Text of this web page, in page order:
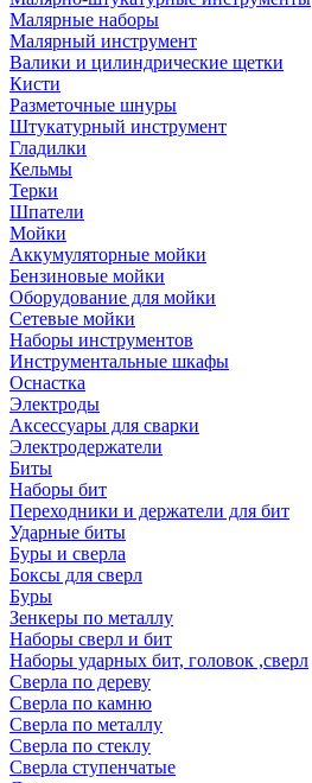
Малярные наборы
Малярный инструмент
Валики и цилиндрические щетки
Кисти
Разметочные шнуры
Штукатурный инструмент
Гладилки
Кельмы
Терки
Шпатели
Мойки
Аккумуляторные мойки
Бензиновые мойки
Оборудование для мойки
Сетевые мойки
Наборы инструментов
Инструментальные шкафы
Оснастка
Электроды
Аксессуары для сварки
Электродержатели
Биты
Наборы бит
Переходники и держатели для бит
Ударные биты
Буры и сверла
Боксы для сверл
Буры
Зенкеры по металлу
Наборы сверл и бит
Наборы ударных бит, головок ,сверл
Сверла по дереву
Сверла по камню
Сверла по металлу
Сверла по стеклу
Сверла ступенчатые